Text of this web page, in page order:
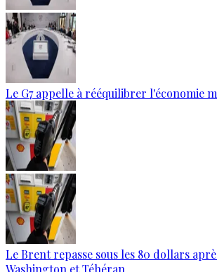
Le G7 appelle à rééquilibrer l'économie
Le Brent repasse sous les 80 dollars
Washington et Téhéran